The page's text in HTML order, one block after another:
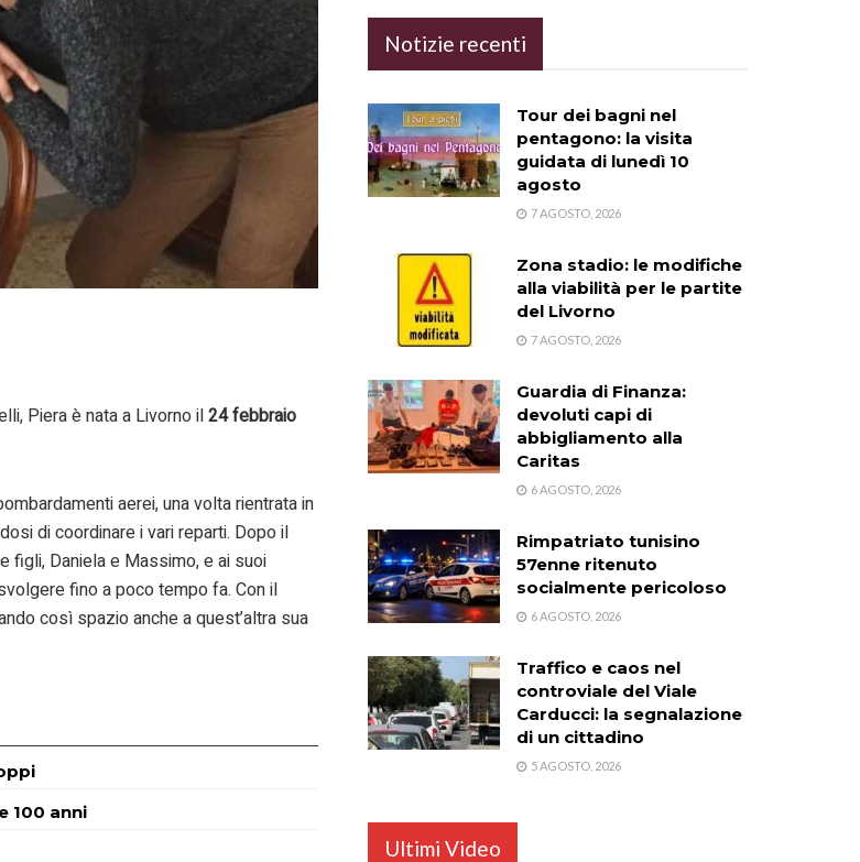
Piera è nata a Livorno il24 febbraio
aerei, una volta rientrata in
di coordinare i vari reparti. Dopo il
figli, Daniela e Massimo, e ai suoi
fino a poco tempo fa. Con il
così spazio anche a quest’altra sua
100 anni
Notizie recenti
Tour dei bagni nel
pentagono: la visita
guidata di lunedì 10
agosto
7 AGOSTO, 2026
Zona stadio: le modifiche
alla viabilità per le partite
del Livorno
7 AGOSTO, 2026
Guardia di Finanza:
devoluti capi di
abbigliamento alla
Caritas
6 AGOSTO, 2026
Rimpatriato tunisino
57enne ritenuto
socialmente pericoloso
6 AGOSTO, 2026
Traffico e caos nel
controviale del Viale
Carducci: la segnalazione
di un cittadino
5 AGOSTO, 2026
Ultimi Video